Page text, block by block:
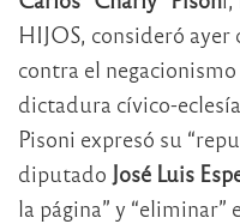
HIJOS, consideró ayer
contra el
dictadura cívico-
Pisoni expresó su
diputado José Luis
la página” y